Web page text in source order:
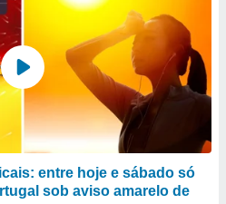
entre hoje e sábado só
sob aviso amarelo de